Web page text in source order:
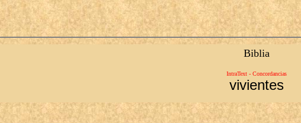
Biblia
IntraText - Concordancias
vivientes